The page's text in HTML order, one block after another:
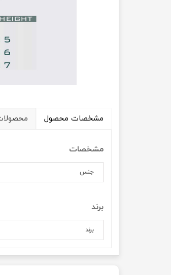
مشخصات محصول
مشخصات
جنس
برند
برند